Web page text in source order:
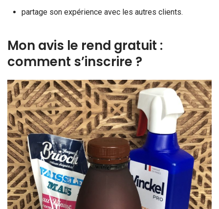
partage son expérience avec les autres clients.
Mon avis le rend gratuit :
comment s’inscrire ?